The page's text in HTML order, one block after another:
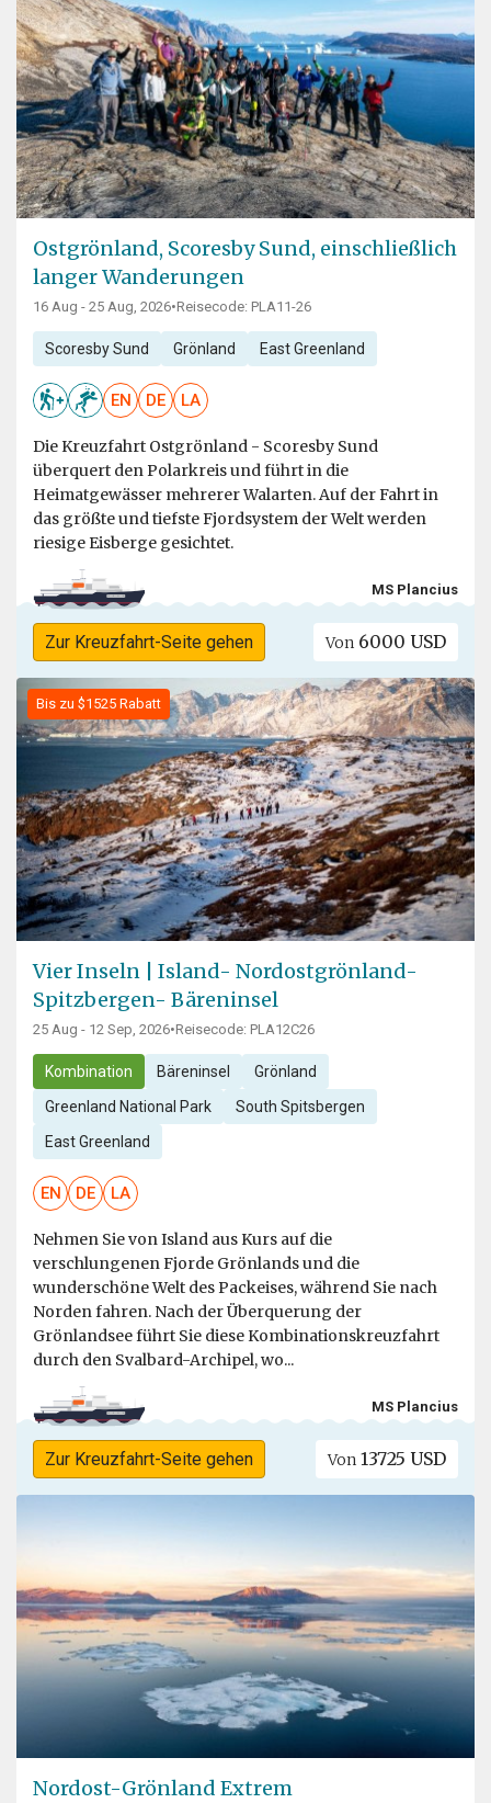
Ostgrönland, Scoresby Sund, einschließlich
langer Wanderungen
16 Aug - 25 Aug, 2026•Reisecode: PLA11-26
Scoresby Sund Grönland East Greenland
EN DE LA
Die Kreuzfahrt Ostgrönland - Scoresby Sund
überquert den Polarkreis und führt in die
Heimatgewässer mehrerer Walarten. Auf der Fahrt in
das größte und tiefste Fjordsystem der Welt werden
riesige Eisberge gesichtet.
MS Plancius
Zur Kreuzfahrt-Seite gehen Von 6000 USD
Bis zu $1525 Rabatt
Vier Inseln | Island- Nordostgrönland-
Spitzbergen- Bäreninsel
25 Aug - 12 Sep, 2026•Reisecode: PLA12C26
Kombination Bäreninsel Grönland
Greenland National Park South Spitsbergen
East Greenland
EN DE LA
Nehmen Sie von Island aus Kurs auf die
verschlungenen Fjorde Grönlands und die
wunderschöne Welt des Packeises, während Sie nach
Norden fahren. Nach der Überquerung der
Grönlandsee führt Sie diese Kombinationskreuzfahrt
durch den Svalbard-Archipel, wo...
MS Plancius
Zur Kreuzfahrt-Seite gehen Von 13725 USD
Nordost-Grönland Extrem